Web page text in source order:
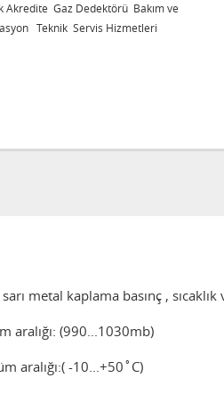
Türkak Akredite Gaz Dedektörü
Kalibrasyon Teknik Servis
metal kaplama basınç ,
aralığı: (990...1030mb)
aralığı:( -10...+50˚C)